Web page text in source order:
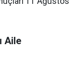
Aile